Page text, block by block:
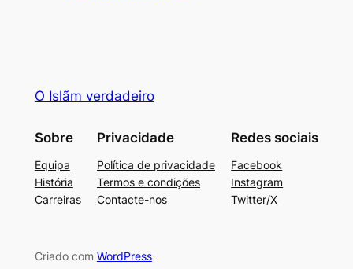
O Islãm verdadeiro
Sobre
Equipa
História
Carreiras
Privacidade
Política de privacidade
Termos e condições
Contacte-nos
Redes sociais
Facebook
Instagram
Twitter/X
Criado com WordPress